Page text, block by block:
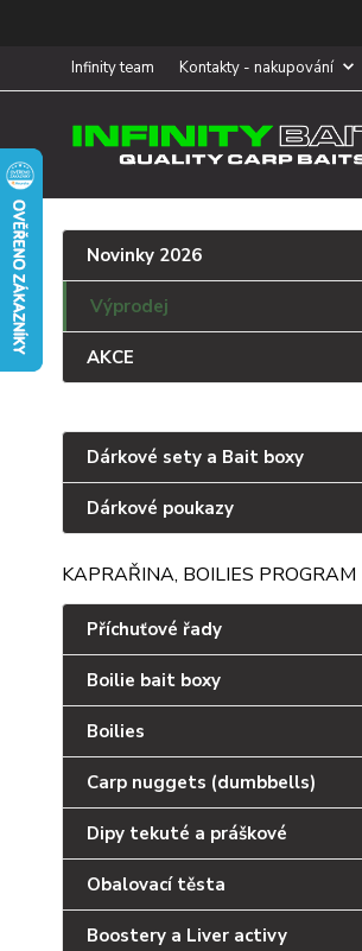
Infinity team Kontakty - nakupování
Novinky 2026
Výprodej
AKCE
Dárkové sety a Bait boxy
Dárkové poukazy
KAPRAŘINA, BOILIES PROGRAM
Příchuťové řady
Boilie bait boxy
Boilies
Carp nuggets (dumbbells)
Dipy tekuté a práškové
Obalovací těsta
Boostery a Liver activy